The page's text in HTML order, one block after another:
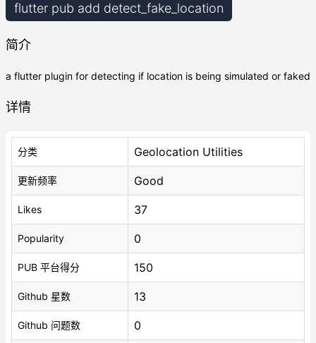
flutter pub add detect_fake_location
简介
a flutter plugin for detecting if location is being simulated or faked
详情
分类 Geolocation Utilities
更新频率 Good
Likes 37
Popularity 0
PUB 平台得分 150
Github 星数 13
Github 问题数 0